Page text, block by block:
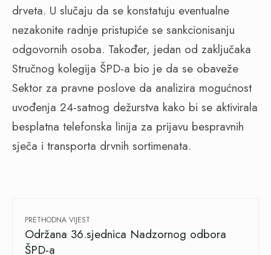
drveta. U slučaju da se konstatuju eventualne
nezakonite radnje pristupiće se sankcionisanju
odgovornih osoba. Također, jedan od zaključaka
Stručnog kolegija ŠPD-a bio je da se obaveže
Sektor za pravne poslove da analizira mogućnost
uvođenja 24-satnog dežurstva kako bi se aktivirala
besplatna telefonska linija za prijavu bespravnih
sječa i transporta drvnih sortimenata.
PRETHODNA VIJEST
Održana 36.sjednica Nadzornog odbora
ŠPD-a